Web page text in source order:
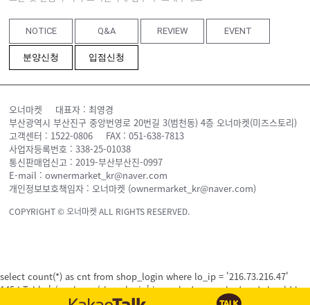
NOTICE Q&A REVIEW EVENT
분양신청 입점신청
오너마켓
대표자 : 최영경
부산광역시 부산진구 중앙번영로 20번길 3(범천동) 4층 오너마켓(미즈스토리)
고객센터 : 1522-0806
FAX : 051-638-7813
사업자등록번호 : 338-25-01038
통신판매업신고 : 2019-부산부산진-0997
E-mail : ownermarket_kr@naver.com
개인정보보호책임자 : 오너마켓 (ownermarket_kr@naver.com)
COPYRIGHT © 오너마켓 ALL RIGHTS RESERVED.
select count(*) as cnt from shop_login where lo_ip = '216.73.216.47'
145 : Table './youknow/shop_login' is marked as crashed and should be